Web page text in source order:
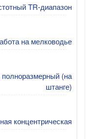
TR-диапазон
на мелководье
(на
штанге)
концентрическая